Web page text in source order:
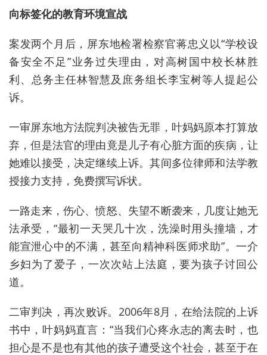
向标签化的教育环境宣战
案发两个月后，屏东地检署检察官蒋忠义以“学校设
备安全不足”业务过失理由，对高树国中校长林胜
利、总务主任林智慧及庶务组长李宝树等人提起公
诉。
一审屏东地方法院判决被告无罪，叶妈妈原本打算放
弃，但是法官的理由竟是儿子有心脏方面的疾病，让
她难以接受，决定继续上诉。其间多位律师和法学教
授接力支持，免费撰写诉状。
一路走来，伤心、愤怒、失望不断袭来，几度让她无
法承受，“最初一天哭几十次，洗澡时用头撞墙，才
能宣泄心中的不满，甚至向精神科医师求助”。一介
乡妇为了爱子，一次次站上法庭，要为孩子讨回公
道。
二审判决，再次败诉。2006年8月，在给法院的上诉
书中，叶妈妈直言：“当我们心疼永志的离去时，也
担心是不是也有其他的孩子遭受这个社会，甚至于在